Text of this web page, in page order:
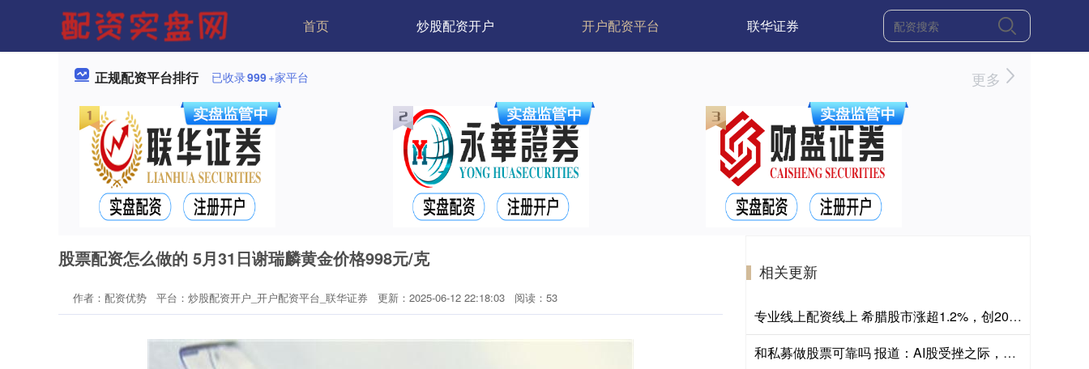
首页 炒股配资开户 开户配资平台 联华证券
正规配资平台排行 已收录999+家平台 更多
股票配资怎么做的 5月31日谢瑞麟黄金价格998元/克
作者：配资优势 平台：炒股配资开户_开户配资平台_联华证券 更新：2025-06-12 22:18:03 阅读：53
相关更新
专业线上配资线上 希腊股市涨超1.2%，创2009年以来收盘新高，意大利银行板块涨1.7%，法国股指涨超0.9%
和私募做股票可靠吗 报道：AI股受挫之际，城堡投资大举买入前OpenAI研究员旗下基金持仓